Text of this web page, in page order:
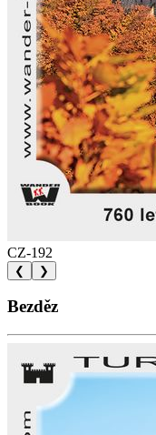
CZ-192
❮ ❯
Bezděz